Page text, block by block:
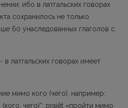
ибо в латгальских говорах
сохранилось не только
60 унаследованных глаголов с
в латгальских говорах имеет
мимо кого (чего), например:
чего)“; praiêt «пройти мимо